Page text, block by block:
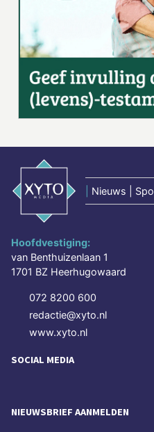
Nieuws |
Hoofdvestiging:
van Benthuizenlaan 1
1701 BZ Heerhugowaard
072 8200 600
redactie@xyto.nl
www.xyto.nl
SOCIAL MEDIA
NIEUWSBRIEF AANMELDEN